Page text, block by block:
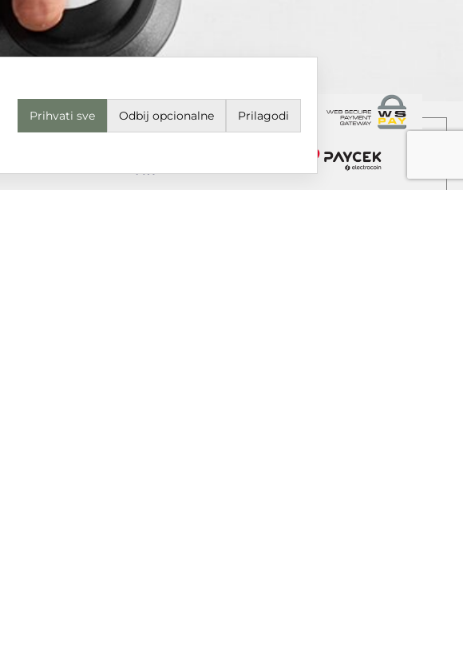
Prihvati sve Odbij opcionalne Prilagodi